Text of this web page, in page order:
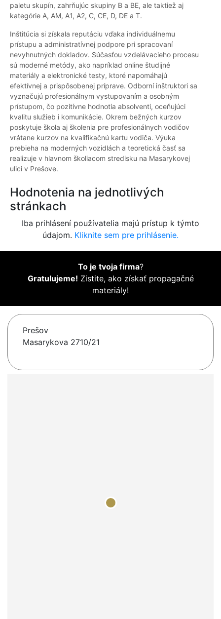
paletu skupín, zahrňujúc skupiny B a BE, ale taktiež aj
kategórie A, AM, A1, A2, C, CE, D, DE a T.
Inštitúcia si získala reputáciu vďaka individuálnemu
prístupu a administratívnej podpore pri spracovaní
nevyhnutných dokladov. Súčasťou vzdelávacieho procesu
sú moderné metódy, ako napríklad online študijné
materiály a elektronické testy, ktoré napomáhajú
efektívnej a prispôsobenej príprave. Odborní inštruktori sa
vyznačujú profesionálnym vystupovaním a osobným
prístupom, čo pozitívne hodnotia absolventi, oceňujúci
kvalitu služieb i komunikácie. Okrem bežných kurzov
poskytuje škola aj školenia pre profesionálnych vodičov
vrátane kurzov na kvalifikačnú kartu vodiča. Výuka
prebieha na moderných vozidlách a teoretická časť sa
realizuje v hlavnom školiacom stredisku na Masarykovej
ulici v Prešove.
Hodnotenia na jednotlivých
stránkach
Iba prihlásení používatelia majú prístup k týmto
údajom. Kliknite sem pre prihlásenie.
To je tvoja firma?
Gratulujeme! Zistite, ako získať propagačné
materiály!
Prešov
Masarykova 2710/21